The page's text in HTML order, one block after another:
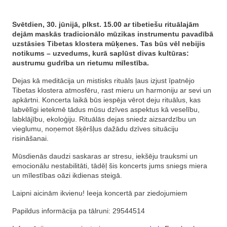
Svētdien, 30. jūnijā, plkst. 15.00 ar tibetiešu rituālajām
dejām maskās tradicionālo mūzikas instrumentu pavadībā
uzstāsies Tibetas klostera mūķenes. Tas būs vēl nebijis
notikums – uzvedums, kurā saplūst divas kultūras:
austrumu gudrība un rietumu mīlestība.
Dejas kā meditācija un mistisks rituāls ļaus izjust īpatnējo
Tibetas klostera atmosfēru, rast mieru un harmoniju ar sevi un
apkārtni. Koncerta laikā būs iespēja vērot deju rituālus, kas
labvēlīgi ietekmē tādus mūsu dzīves aspektus kā veselību,
labklājību, ekoloģiju. Rituālās dejas sniedz aizsardzību un
vieglumu, noņemot šķēršļus dažādu dzīves situāciju
risināšanai.
Mūsdienās daudzi saskaras ar stresu, iekšēju trauksmi un
emocionālu nestabilitāti, tādēļ šis koncerts jums sniegs miera
un mīlestības oāzi ikdienas steigā.
Laipni aicinām ikvienu! Ieeja koncertā par ziedojumiem
Papildus informācija pa tālruni: 29544514